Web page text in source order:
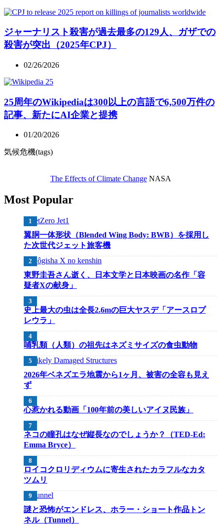
ジャーナリスト殺害が過去最多の129人、ガザでの
殺害が突出（2025年CPJ）
02/26/2026
25周年のWikipediaは300以上の言語で6,500万件の
記事、新たにAI企業と提携
01/20/2026
気候危機(tags)
The Effects of Climate ChangeNASA
Most Popular
翼胴一体形状（Blended Wing Body: BWB）を採用し
た次世代ジェット旅客機
東野圭吾さん逝く、日本文学と日本映画の名作「容
疑者Xの献身」
史上最大の虫は全長2.6mの巨大ヤスデ「アースロプ
レウラ」
哺乳類（人類）の祖先はネズミサイズの食虫動物
2026年ベネズエラ地震から1ヶ月、被害の全容も見え
ず
心惹かれる動画「100年前の美しいアイヌ民族」
ネコの瞳孔はなぜ縦長なのでしょうか？（TED-Ed:
Emma Bryce）
ロイコクロリディウムに寄生されたカラフルなカタ
ツムリ
謎と恐怖がエンドレス、ホラー・ショート作品トン
ネル（Tunnel）